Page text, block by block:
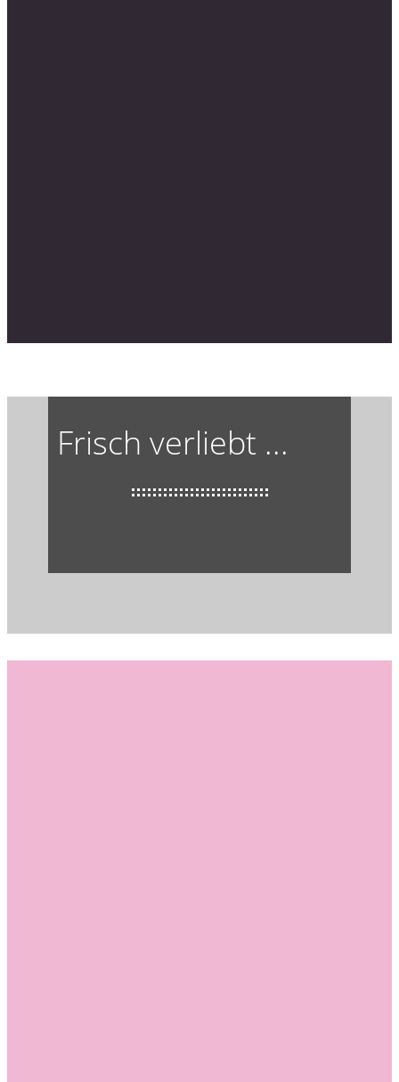
Frisch verliebt ...